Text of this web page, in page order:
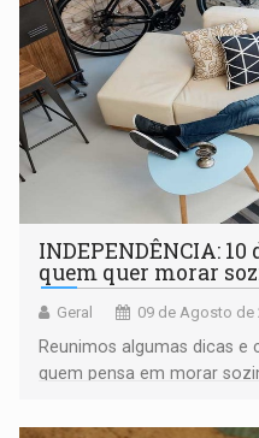
INDEPENDÊNCIA:
quem quer morar
Geral 09 de Agosto de
Reunimos algumas dicas e
quem pensa em morar